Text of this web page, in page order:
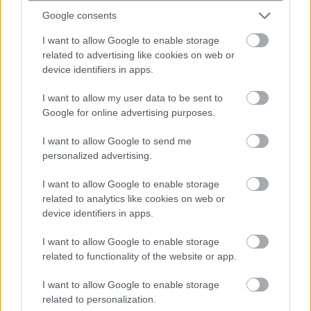
Google consents
I want to allow Google to enable storage
related to advertising like cookies on web or
device identifiers in apps.
I want to allow my user data to be sent to
Google for online advertising purposes.
I want to allow Google to send me
personalized advertising.
I want to allow Google to enable storage
related to analytics like cookies on web or
device identifiers in apps.
I want to allow Google to enable storage
related to functionality of the website or app.
I want to allow Google to enable storage
related to personalization.
Ως συμβολαιογράφος ή μάρτυρας δεν μπορεί να
συμπράξει για τη σύνταξη διαθήκης ο τιμώμενος με
αυτή ή εκείνος που διορίζεται με αυτή εκτελεστής, ή
όποιος βρίσκεται προς
διαθήκη σε κάποια από τις σχέσεις .